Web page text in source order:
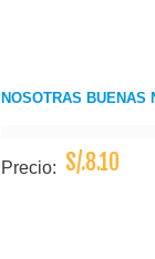
NOSOTRAS BUENAS
Precio: S/.8.10